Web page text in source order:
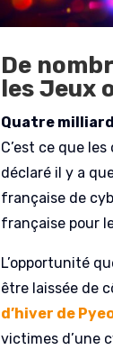
De
les Jeux
Quatre
C’est ce que
déclaré il y a
française de
française pour
L’opportunité
être laissée de
d’hiver de
victimes d’une